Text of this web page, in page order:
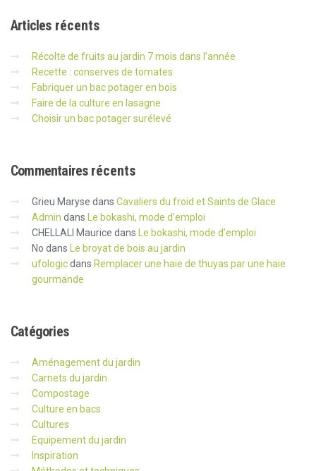
Articlesrécents
Récolte de fruits au jardin 7 mois dans l’année
Recette : conserves de tomates
Fabriquer un bac potager en bois
Faire de la culture en lasagne
Choisir un bac potager surélevé
Commentairesrécents
Grieu Maryse dans Cavaliers du froid et Saints de Glace
Admin dans
Le bokashi, mode d’emploi
CHELLALI Maurice dans
Le bokashi, mode d’emploi
No dans
Le broyat de bois au jardin
ufologicdans Remplacer une haie de thuyas par une haie
gourmande
Catégories
Aménagement du jardin
Carnets du jardin
Compostage
Culture en bacs
Cultures
Equipement du jardin
Inspiration